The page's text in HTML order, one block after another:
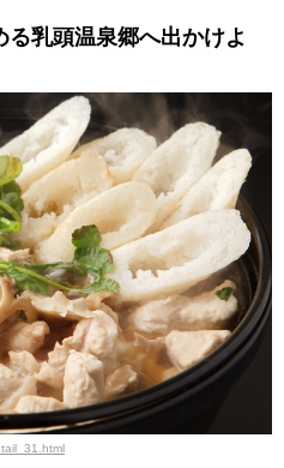
乳頭温泉郷へ出かけよ